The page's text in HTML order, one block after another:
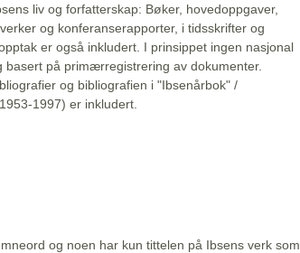
liv og forfatterskap: Bøker, hovedoppgaver,
og konferanserapporter, i tidsskrifter og
er også inkludert. I prinsippet ingen nasjonal
på primærregistrering av dokumenter.
og bibliografien i "Ibsenårbok" /
1997) er inkludert.
og noen har kun tittelen på Ibsens verk som